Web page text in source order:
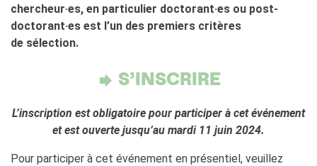
chercheur·es, en particulier doctorant·es ou post-
doctorant·es est l’un des premiers critères
de sélection.
S’INSCRIRE
L’inscription est obligatoire pour participer à cet événement
et est ouverte jusqu’au mardi 11 juin 2024.
Pour participer à cet événement en présentiel, veuillez